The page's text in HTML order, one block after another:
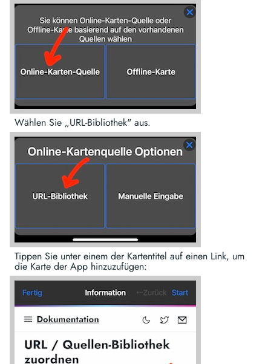
Wählen Sie „URL-Bibliothek" aus.
Tippen Sie unter einem der Kartentitel auf einen Link, um
die Karte der App hinzuzufügen: